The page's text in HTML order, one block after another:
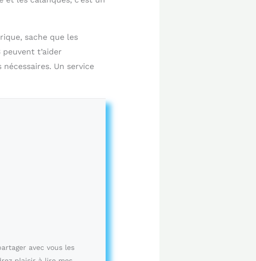
sache que les
t’aider
Un service
avec vous les